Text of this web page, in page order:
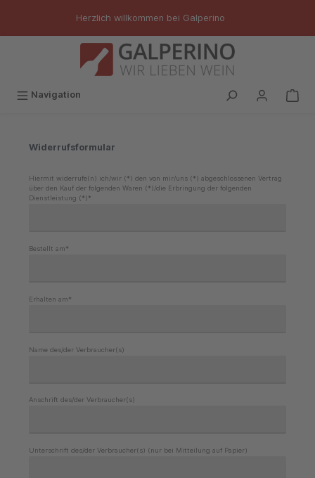
Herzlich willkommen bei Galperino
Navigation
Widerrufsformular
Hiermit widerrufe(n) ich/wir (*) den von mir/uns (*) abgeschlossenen Vertrag
über den Kauf der folgenden Waren (*)/die Erbringung der folgenden
Dienstleistung (*)*
Bestellt am*
Erhalten am*
Name des/der Verbraucher(s)
Anschrift des/der Verbraucher(s)
Unterschrift des/der Verbraucher(s) (nur bei Mitteilung auf Papier)